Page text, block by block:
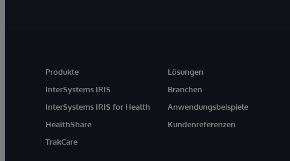
Produkte
InterSystems IRIS
InterSystems IRIS for Health
HealthShare
TrakCare
Lösungen
Branchen
Anwendungsbeispiele
Kundenreferenzen